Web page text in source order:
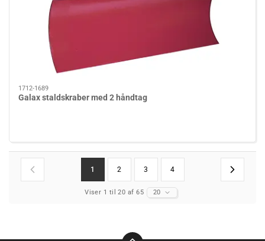
1712-1689
Galax staldskraber med 2 håndtag
1 2 3 4
Viser 1 til 20 af 65 20